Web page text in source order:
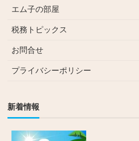
エム子の部屋
税務トピックス
お問合せ
プライバシーポリシー
新着情報